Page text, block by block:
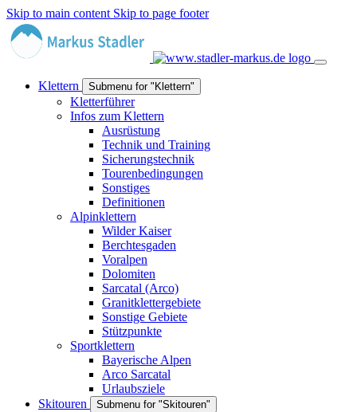
Skip to main content Skip to page footer
Klettern Submenu for "Klettern"
Kletterführer
Infos zum Klettern
Ausrüstung
Technik und Training
Sicherungstechnik
Tourenbedingungen
Sonstiges
Definitionen
Alpinklettern
Wilder Kaiser
Berchtesgaden
Voralpen
Dolomiten
Sarcatal (Arco)
Granitklettergebiete
Sonstige Gebiete
Stützpunkte
Sportklettern
Bayerische Alpen
Arco Sarcatal
Urlaubsziele
Skitouren
Submenu for "Skitouren"